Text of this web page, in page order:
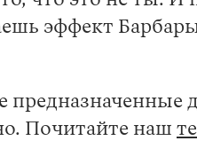
эффект
Почитайте наш